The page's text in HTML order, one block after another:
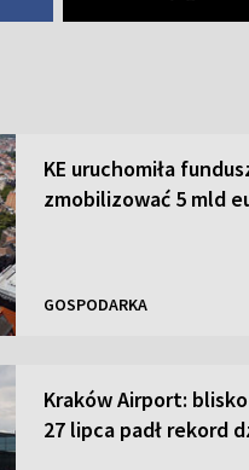
KE uruchomiła
zmobilizować 5 mld
GOSPODARKA
Kraków Airport:
27 lipca padł rekord